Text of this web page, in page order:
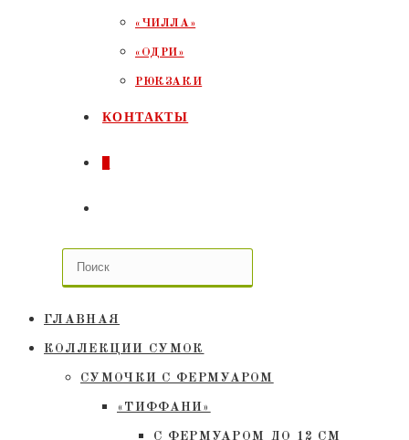
«ЧИЛЛА»
«ОДРИ»
РЮКЗАКИ
КОНТАКТЫ
ПОИСК
ВЕБ-
ГЛАВНАЯ
КОЛЛЕКЦИИ СУМОК
СУМОЧКИ C ФЕРМУАРОМ
«ТИФФАНИ»
С ФЕРМУАРОМ ДО 12 СМ